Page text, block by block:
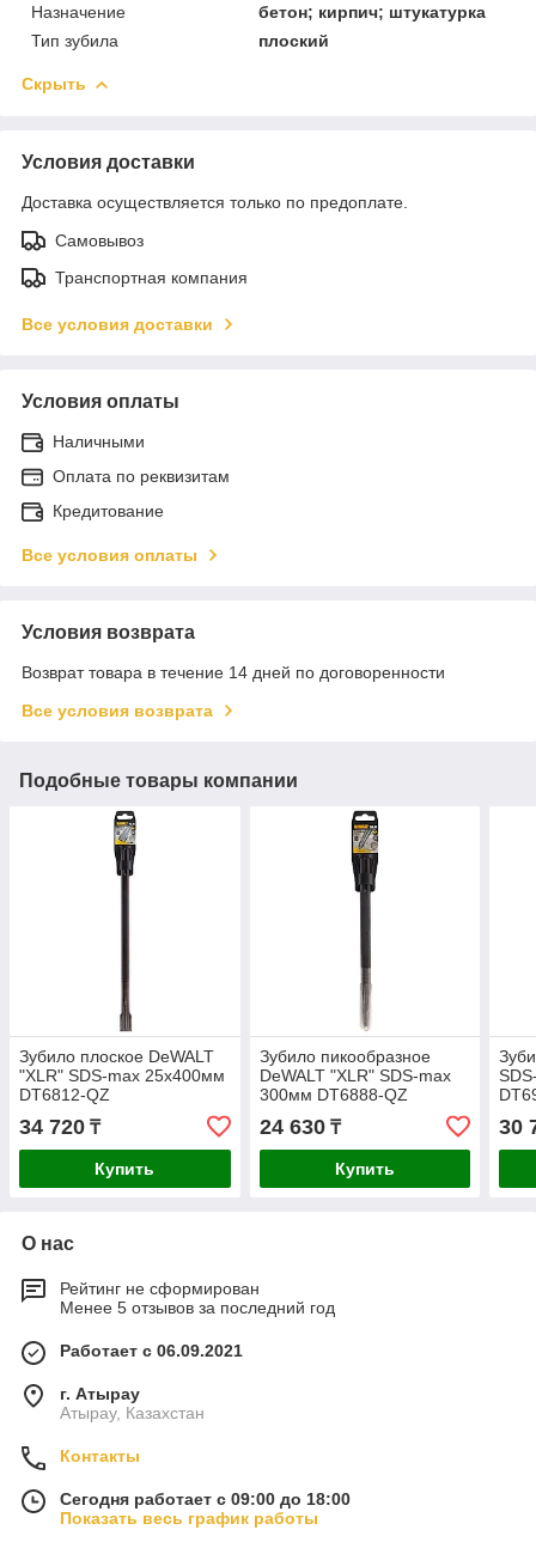
Назначение
бетон; кирпич; штукатурка
Тип зубила
плоский
Скрыть
Условия доставки
Доставка осуществляется только по предоплате.
Самовывоз
Транспортная компания
Все условия доставки
Условия оплаты
Наличными
Оплата по реквизитам
Кредитование
Все условия оплаты
Условия возврата
Возврат товара в течение 14 дней по договоренности
Все условия возврата
Подобные товары компании
Зубило плоское DeWALT
"XLR" SDS-max 25х400мм
DT6812-QZ
34 720 ₸
Купить
Зубило пикообразное
DeWALT "XLR" SDS-max
300мм DT6888-QZ
24 630₸
Купить
30
О нас
Рейтинг не сформирован
Менее 5 отзывов за последний год
Работает с 06.09.2021
г. Атырау
Атырау, Казахстан
Контакты
Сегодня работает с 09:00 до 18:00
Показать весь график работы